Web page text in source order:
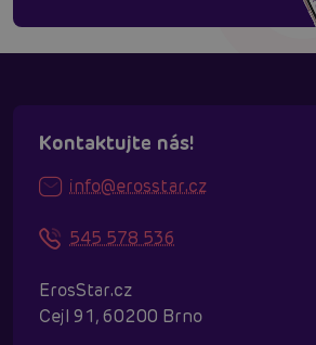
Kontaktujte nás!
info@erosstar.cz
545 578 536
ErosStar.cz
Cejl 91, 60200 Brno